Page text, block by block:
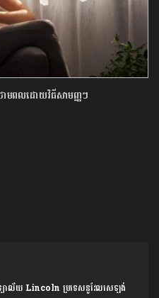
ថាមពលដោយវិធីសាមញ្ញៗ
ទ្យាល័យ Lincoln ប្រទេស​នូវែលសេឡង់